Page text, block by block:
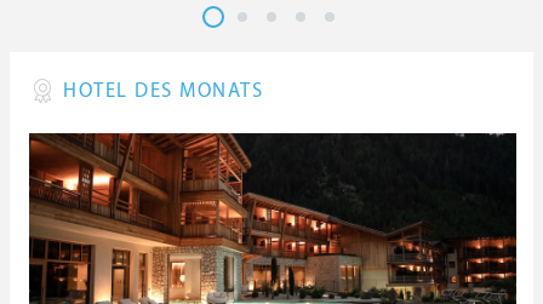
HOTEL DES MONATS